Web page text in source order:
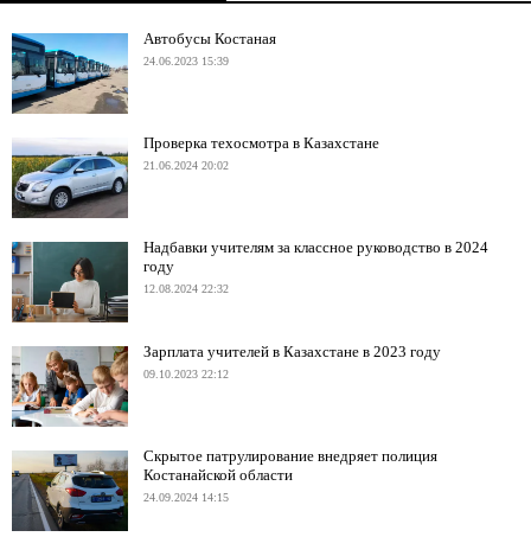
Автобусы Костаная
24.06.2023 15:39
Проверка техосмотра в Казахстане
21.06.2024 20:02
Надбавки учителям за классное руководство в 2024
году
12.08.2024 22:32
Зарплата учителей в Казахстане в 2023 году
09.10.2023 22:12
Скрытое патрулирование внедряет полиция
Костанайской области
24.09.2024 14:15